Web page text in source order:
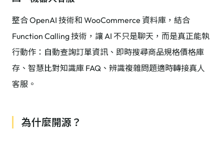
整合 OpenAI 技術和 WooCommerce 資料庫，結合
Function Calling 技術，讓 AI 不只是聊天，而是真正能執
行動作：自動查詢訂單資訊、即時搜尋商品規格價格庫
存、智慧比對知識庫 FAQ、辨識複雜問題適時轉接真人
客服。
為什麼開源？